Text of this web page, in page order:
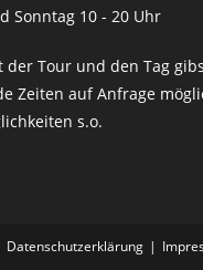
Sonntag 10 - 20 Uhr
der Tour und den Tag
Zeiten auf Anfrage
s.o.
Datenschutz­erklärung